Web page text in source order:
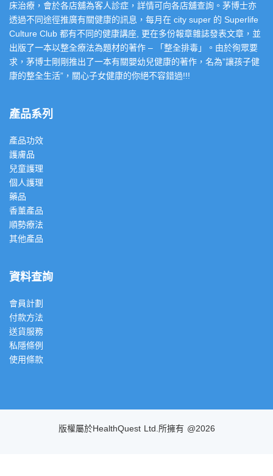
床治療，會於各店舖為客人診症，詳情可向各店舖查詢。茅博士亦
透過不同途徑推廣有關健康的訊息，每月在 city super 的 Superlife
Culture Club 都有不同的健康講座, 更在多份報章雜誌發表文章，並
出版了一本以整全療法為題材的著作 – 「整全排毒」。由於徇眾要
求，茅博士剛剛推出了一本有關嬰幼兒健康的著作，名為”讓孩子健
康的整全生活”，關心子女健康的你絕不容錯過!!!
產品系列
產品功效
護膚品
兒童護理
個人護理
藥品
香薰產品
順勢療法
其他產品
資料查詢
會員計劃
付款方法
送貨服務
私隱條例
使用條款
版權屬於HealthQuest Ltd.所擁有 @2026